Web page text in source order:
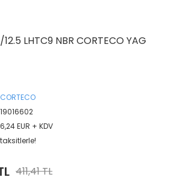
LHTC9 NBR CORTECO YAG
CORTECO
19016602
6,24 EUR + KDV
411,41 TL